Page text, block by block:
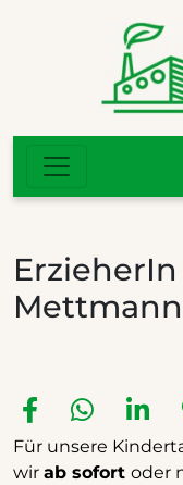
Für unsere
wir ab sofort oder